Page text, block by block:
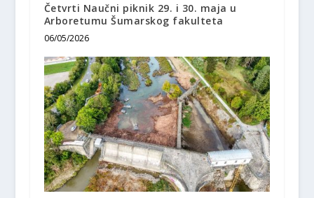
Četvrti Naučni piknik 29. i 30. maja u
Arboretumu Šumarskog fakulteta
06/05/2026